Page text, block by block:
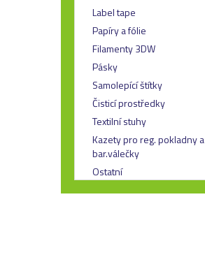
Label tape
Papíry a fólie
Filamenty 3DW
Pásky
Samolepící štítky
Čisticí prostředky
Textilní stuhy
Kazety pro reg. pokladny a
bar.válečky
Ostatní